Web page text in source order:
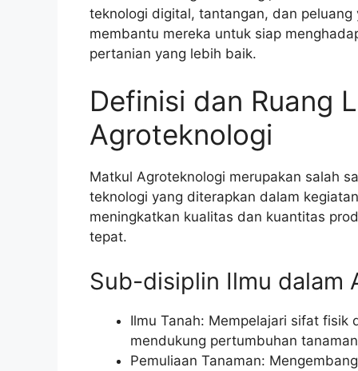
teknologi digital, tantangan, dan
membantu mereka untuk siap
pertanian yang lebih baik.
Definisi dan Ruang
Agroteknologi
Matkul Agroteknologi merupakan salah
teknologi yang diterapkan dalam
meningkatkan kualitas dan kuantitas
tepat.
Sub-disiplin Ilmu dalam
Ilmu Tanah: Mempelajari sifat fisik
mendukung pertumbuhan
Pemuliaan Tanaman: